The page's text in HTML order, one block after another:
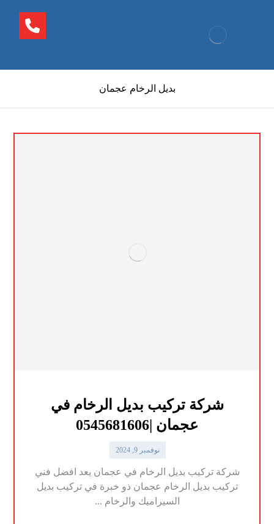
بديل الرخام عجمان
شركة تركيب بديل الرخام في
عجمان |0545681606
نوفمبر 9, 2024
شركة تركيب بديل الرخام في عجمان يعد افضل فني
تركيب بديل الرخام عجمان ذو خبرة في تركيب بديل
السيراميك والرخام ...